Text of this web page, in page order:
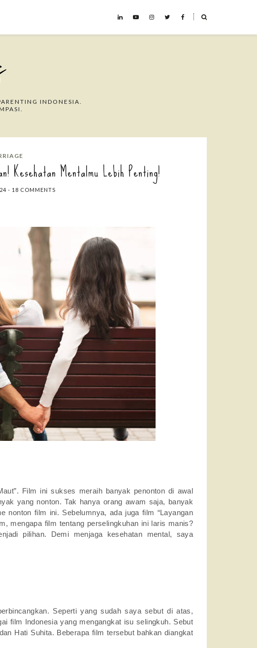
˟
INDONESIA.
Kesehatan Mentalmu Lebih Penting!
- 18 COMMENTS
Film ini sukses meraih banyak penonton di awal
yang nonton. Tak hanya orang awam saja, banyak
nonton film ini. Sebelumnya, ada juga film “Layangan
mengapa film tentang perselingkuhan ini laris manis?
pilihan. Demi menjaga kesehatan mental, saya
Seperti yang sudah saya sebut di atas,
film Indonesia yang mengangkat isu selingkuh. Sebut
Hati Suhita. Beberapa film tersebut bahkan diangkat